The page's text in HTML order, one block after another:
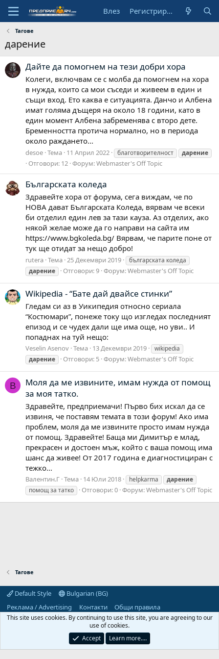
Влез Регистрирай се
Тагове
дарение
Дайте да помогнем на тези добри хора
Колеги, включвам се с молба да помогнем на хора
в нужда, които са мои съседи и живеем в един и
същи вход. Ето каква е ситуацията. Данчо и Албена
имат голяма дъщеря на около 18 години, като в
един момент Албена забременява с второ дете.
Бременността протича нормално, но в периода
около раждането...
desoe Тема 11 Април 2022 благотворителност дарение
Отговори: 12 Форум:Webmaster's Off Topic
Българската коледа
Здравейте хора от форума, сега виждам, че по
НОВА дават Българската Коледа, вярвам че всеки
би отделил един лев за тази кауза. Аз отделих, ако
някой желае може да го направи на сайта им
https://www.bgkoleda.bg/ Вярвам, че парите поне от
тук ще отидат за нещо добро!
rutera Тема 25 Декември 2019
българската коледа
дарение
Отговори: 9 Форум:Webmaster's Off Topic
Wikipedia - “Бате дай двайсе стинки”
Гледам си аз в Уикипедия относно сериала
“Костюмари”, понеже току що изгледах последният
епизод и се чудех дали ще има още, но уви.. И
попаднах на туй нещо:
Veselin Asenov Тема 13 Декември 2019
wikipedia
дарение
Отговори: 5 Форум:Webmaster's Off Topic
В
Моля да ме извините, имам нужда от помощ
за моя татко.
Здравейте, предприемачи! Първо бих искал да се
извиня, че поставям темата в този форум! Ако има
проблем, моля да ме извините просто имам нужда
от помощ. Здравейте! Баща ми Димитър е млад,
прекрасен и достоен мъж, който с ваша помощ има
шанс да живее! От 2017 година е диагностициран с
тежко...
Валентин.Г Тема 14 Юли 2018 helpkarma
дарение
помощ за татко
Отговори: 0 Форум:Webmaster's Off Topic
Тагове
Default Style
Bulgarian (BG)
Реклама / Advertising
Контакти
Общи правила
Декларация за поверителност
Помощ Начало
R
S
Predpriemach.com © 2006-2026. Hosting by:
This site uses cookies. By continuing to use this site, you are agreeing to our
use of cookies.
Accept
Learn more.…